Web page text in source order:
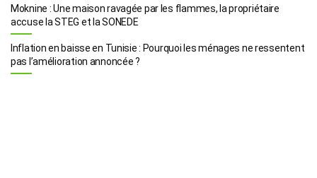
Moknine : Une maison ravagée par les flammes, la propriétaire
accuse la STEG et la SONEDE
Inflation en baisse en Tunisie : Pourquoi les ménages ne ressentent
pas l’amélioration annoncée ?